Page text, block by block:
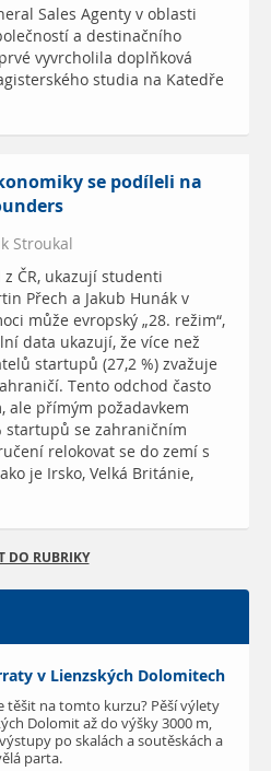
Sales Agenty v oblasti
a destinačního
vyvrcholila doplňková
studia na Katedře
se podíleli na
Stroukal
ČR, ukazují studenti
Přech a Jakub Hunák v
může evropský „28. režim“,
data ukazují, že více než
startupů (27,2 %) zvažuje
Tento odchod často
ale přímým požadavkem
startupů se zahraničním
relokovat se do zemí s
je Irsko, Velká Británie,
DO RUBRIKY
v Lienzských Dolomitech
těšit na tomto kurzu? Pěší výlety
Dolomit až do výšky 3000 m,
po skalách a soutěskách a
parta.